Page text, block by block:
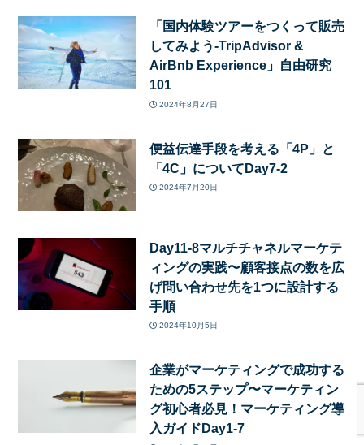
「国内体験ツアーをつくって販売
してみよう-TripAdvisor &
AirBnb Experience」自由研究
101
2024年8月27日
便益伝達手段を考える「4P」と
「4C」についてDay7-2
2024年7月20日
Day11-8マルチチャネルマーケテ
ィングの実践〜顧客接点の数を広
げ問い合わせ先を1つに設計する
手順
2024年10月5日
企業がマーケティングで成功する
ための5ステップ〜マーケティン
グ初心者必見！マーケティング導
入ガイドDay1-7